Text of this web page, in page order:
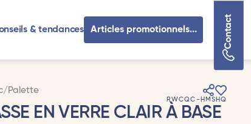
& tendances Contact
Articles promotionnels...
Palette
RWCQC-HMSHQ
EN VERRE CLAIR À BASE